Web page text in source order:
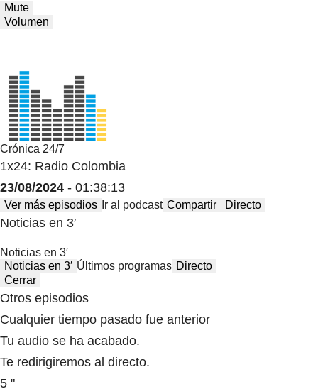
Mute
Volumen
Crónica 24/7
1x24: Radio Colombia
23/08/2024 - 01:38:13
Ver más episodios Ir al podcast Compartir Directo
Noticias en 3′
Noticias en 3′
Noticias en 3′ Últimos programas Directo
Cerrar
Otros episodios
Cualquier tiempo pasado fue anterior
Tu audio se ha acabado.
Te redirigiremos al directo.
5 "